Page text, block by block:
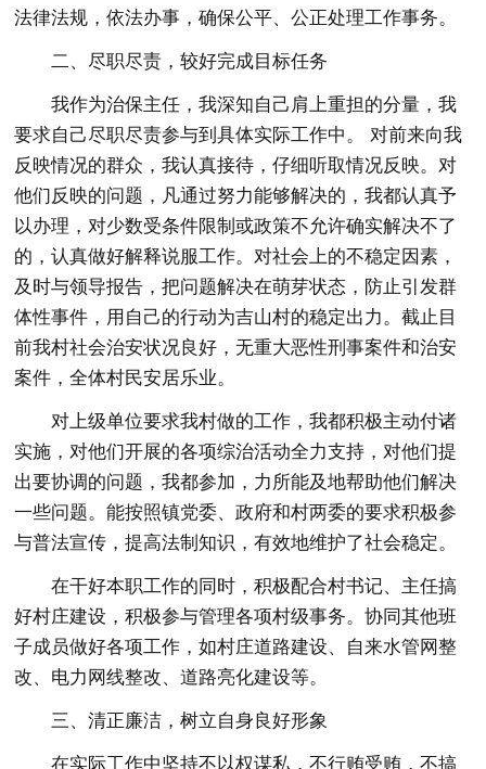
法律法规，依法办事，确保公平、公正处理工作事务。
二、尽职尽责，较好完成目标任务
我作为治保主任，我深知自己肩上重担的分量，我
要求自己尽职尽责参与到具体实际工作中。 对前来向我
反映情况的群众，我认真接待，仔细听取情况反映。对
他们反映的问题，凡通过努力能够解决的，我都认真予
以办理，对少数受条件限制或政策不允许确实解决不了
的，认真做好解释说服工作。对社会上的不稳定因素，
及时与领导报告，把问题解决在萌芽状态，防止引发群
体性事件，用自己的行动为吉山村的稳定出力。截止目
前我村社会治安状况良好，无重大恶性刑事案件和治安
案件，全体村民安居乐业。
对上级单位要求我村做的工作，我都积极主动付诸
实施，对他们开展的各项综治活动全力支持，对他们提
出要协调的问题，我都参加，力所能及地帮助他们解决
一些问题。能按照镇党委、政府和村两委的要求积极参
与普法宣传，提高法制知识，有效地维护了社会稳定。
在干好本职工作的同时，积极配合村书记、主任搞
好村庄建设，积极参与管理各项村级事务。协同其他班
子成员做好各项工作，如村庄道路建设、自来水管网整
改、电力网线整改、道路亮化建设等。
三、清正廉洁，树立自身良好形象
在实际工作中坚持不以权谋私，不行贿受贿，不搞